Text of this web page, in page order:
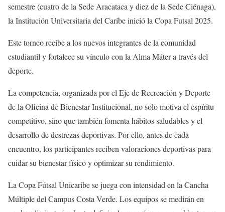
semestre (cuatro de la Sede Aracataca y diez de la Sede Ciénaga),
la Institución Universitaria del Caribe inició la Copa Futsal 2025.
Este torneo recibe a los nuevos integrantes de la comunidad
estudiantil y fortalece su vínculo con la Alma Máter a través del
deporte.
La competencia, organizada por el Eje de Recreación y Deporte
de la Oficina de Bienestar Institucional, no solo motiva el espíritu
competitivo, sino que también fomenta hábitos saludables y el
desarrollo de destrezas deportivas. Por ello, antes de cada
encuentro, los participantes reciben valoraciones deportivas para
cuidar su bienestar físico y optimizar su rendimiento.
La Copa Fútsal Unicaribe se juega con intensidad en la Cancha
Múltiple del Campus Costa Verde. Los equipos se medirán en